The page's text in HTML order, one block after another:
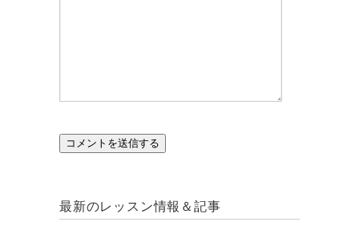
最新のレッスン情報＆記事